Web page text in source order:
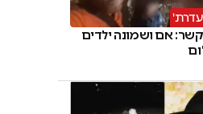
אם ושמונה ילדים